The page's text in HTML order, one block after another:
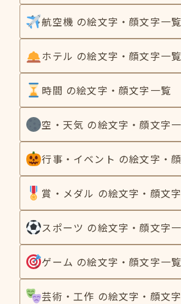
航空機 の絵文字・顔文字一覧
ホテル の絵文字・顔文字一覧
時間 の絵文字・顔文字一覧
空・天気 の絵文字・顔文字
行事・イベント の絵文字・
賞・メダル の絵文字・顔文
スポーツ の絵文字・顔文字
ゲーム の絵文字・顔文字一覧
芸術・工作 の絵文字・顔文